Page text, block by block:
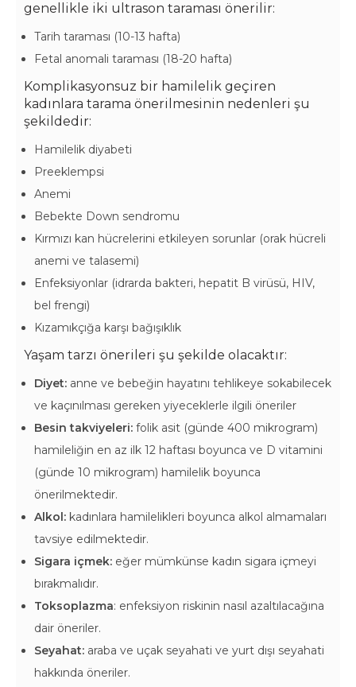
genellikle iki ultrason taraması önerilir:
Tarih taraması (10-13 hafta)
Fetal anomali taraması (18-20 hafta)
Komplikasyonsuz bir hamilelik geçiren
kadınlara tarama önerilmesinin nedenleri şu
şekildedir:
Hamilelik diyabeti
Preeklempsi
Anemi
Bebekte Down sendromu
Kırmızı kan hücrelerini etkileyen sorunlar (orak hücreli
anemi ve talasemi)
Enfeksiyonlar (idrarda bakteri, hepatit B virüsü, HIV,
bel frengi)
Kızamıkçığa karşı bağışıklık
Yaşam tarzı önerileri şu şekilde olacaktır:
Diyet: anne ve bebeğin hayatını tehlikeye sokabilecek
ve kaçınılması gereken yiyeceklerle ilgili öneriler
Besin takviyeleri: folik asit (günde 400 mikrogram)
hamileliğin en az ilk 12 haftası boyunca ve D vitamini
(günde 10 mikrogram) hamilelik boyunca
önerilmektedir.
Alkol: kadınlara hamilelikleri boyunca alkol almamaları
tavsiye edilmektedir.
Sigara içmek: eğer mümkünse kadın sigara içmeyi
bırakmalıdır.
Toksoplazma: enfeksiyon riskinin nasıl azaltılacağına
dair öneriler.
Seyahat: araba ve uçak seyahati ve yurt dışı seyahati
hakkında öneriler.